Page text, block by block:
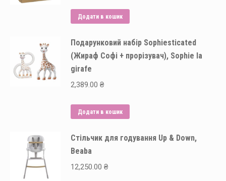
Додати в кошик
Подарунковий набір Sophiesticated
(Жираф Софі + прорізувач), Sophie la
girafe
2,389.00 ₴
Додати в кошик
Стільчик для годування Up & Down,
Beaba
12,250.00 ₴